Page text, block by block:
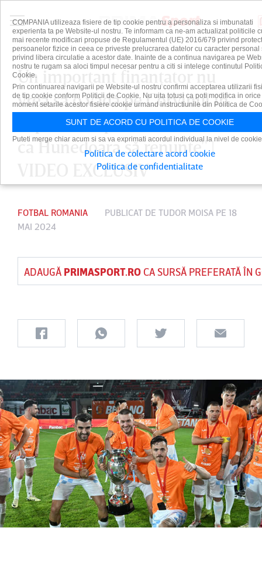
Un important finanţator nu
vrea să o vadă pe Corvinul în
cupele europene! "Ar fi frumos
ca Hunedoara să renunţe" |
VIDEO EXCLUSIV
FOTBAL ROMANIA PUBLICAT DE TUDOR MOISA PE 18
MAI 2024
ADAUGĂ PRIMASPORT.ROCA SURSĂ PREFERATĂ ÎN
COMPANIA utilizeaza fisiere de tip cookie pentru a personaliza si imbunatati
experienta ta pe Website-ul nostru. Te informam ca ne-am actualizat politicile
mai recente modificari propuse de Regulamentul (UE) 2016/679 privind
persoanelor fizice in ceea ce priveste prelucrarea datelor cu caracter personal
privind libera circulatie a acestor date. Inainte de a continua navigarea pe
nostru te rugam sa aloci timpul necesar pentru a citi si intelege continutul
Cookie.
Prin continuarea navigarii pe Website-ul nostru confirmi acceptarea utilizarii
de tip cookie conform Politicii de Cookie. Nu uita totusi ca poti modifica in orice
moment setarile acestor fisiere cookie urmand instructiunile din Politica de
SUNT DE ACORD CU POLITICA DE COOKIE
Puteti merge chiar acum si sa va exprimati acordul individual la nivel de
Politica de colectare acord cookie
Politica de confidentialitate